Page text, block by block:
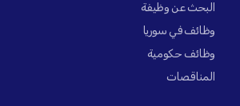
البحث عن وظيفة
وظائف في سوريا
وظائف حكومية
المناقصات